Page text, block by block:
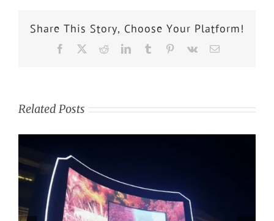
Share This Story, Choose Your Platform!
Related Posts